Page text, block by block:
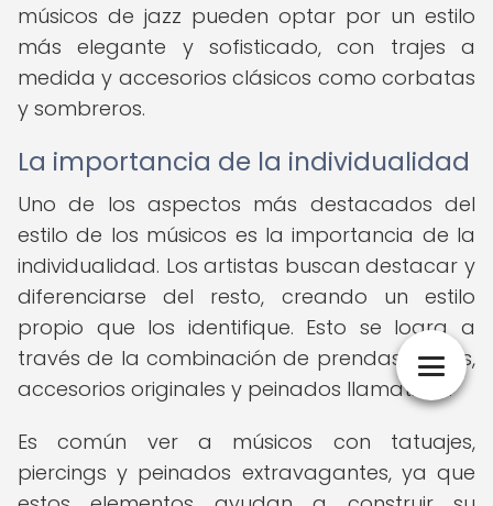
músicos de jazz pueden optar por un estilo
más elegante y sofisticado, con trajes a
medida y accesorios clásicos como corbatas
y sombreros.
La importancia de la individualidad
Uno de los aspectos más destacados del
estilo de los músicos es la importancia de la
individualidad. Los artistas buscan destacar y
diferenciarse del resto, creando un estilo
propio que los identifique. Esto se logra a
través de la combinación de prendas únicas,
accesorios originales y peinados llamativos.
Es común ver a músicos con tatuajes,
piercings y peinados extravagantes, ya que